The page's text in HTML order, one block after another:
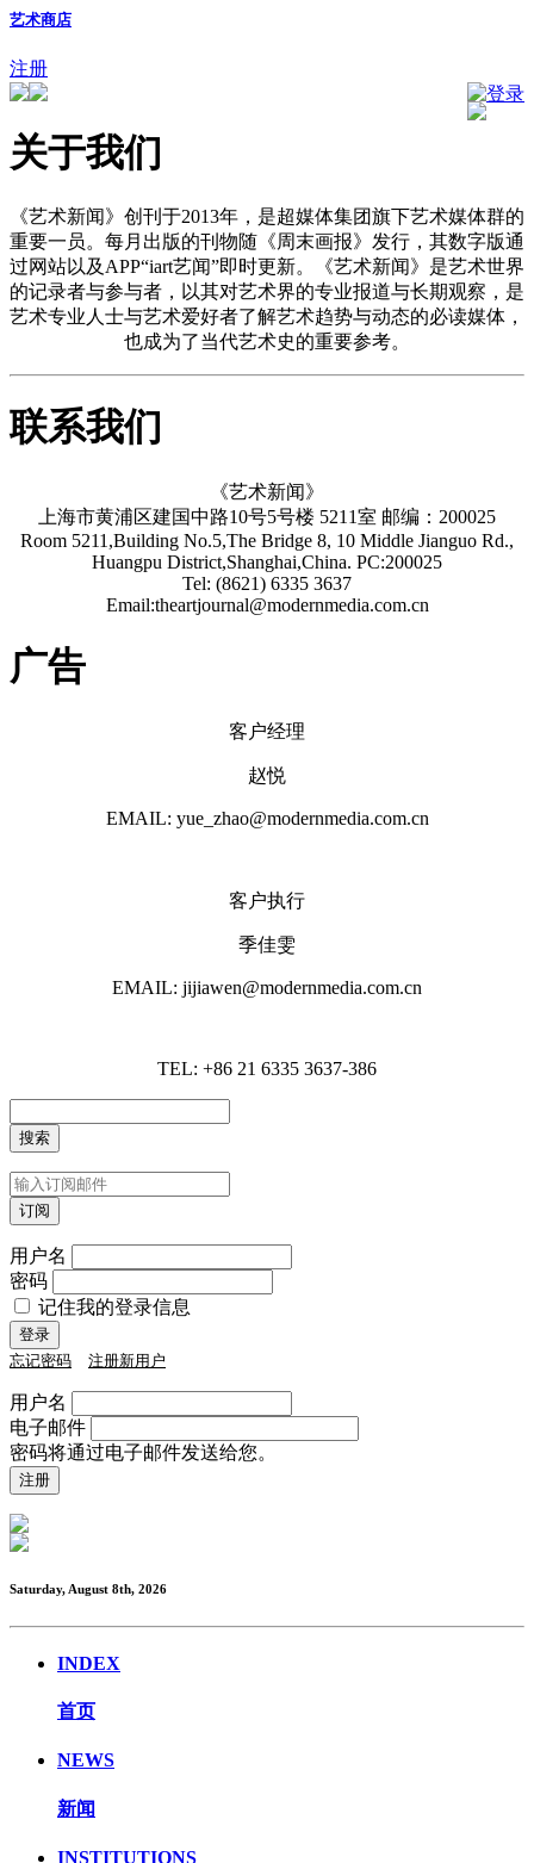
艺术商店
注册
登录
关于我们
《艺术新闻》创刊于2013年，是超媒体集团旗下艺术媒体群的
重要一员。每月出版的刊物随《周末画报》发行，其数字版通
过网站以及APP“iart艺闻”即时更新。《艺术新闻》是艺术世界
的记录者与参与者，以其对艺术界的专业报道与长期观察，是
艺术专业人士与艺术爱好者了解艺术趋势与动态的必读媒体，
也成为了当代艺术史的重要参考。
联系我们
《艺术新闻》
上海市黄浦区建国中路10号5号楼 5211室 邮编：200025
Room 5211,Building No.5,The Bridge 8, 10 Middle Jianguo Rd.,
Huangpu District,Shanghai,China. PC:200025
Tel: (8621) 6335 3637
Email:theartjournal@modernmedia.com.cn
广告
客户经理
赵悦
EMAIL: yue_zhao@modernmedia.com.cn
客户执行
季佳雯
EMAIL: jijiawen@modernmedia.com.cn
TEL: +86 21 6335 3637-386
用户名
密码
记住我的登录信息
忘记密码 注册新用户
用户名
电子邮件
密码将通过电子邮件发送给您。
Saturday, August 8th, 2026
INDEX
首页
NEWS
新闻
INSTITUTIONS